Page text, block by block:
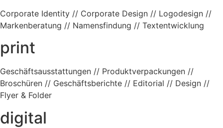
Corporate Identity // Corporate Design // Logodesign //
Markenberatung // Namensfindung // Textentwicklung
print
Geschäftsausstattungen // Produktverpackungen //
Broschüren // Geschäftsberichte // Editorial // Design //
Flyer & Folder
digital